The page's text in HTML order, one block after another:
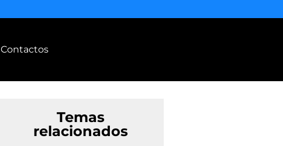
Contactos
Temas
relacionados